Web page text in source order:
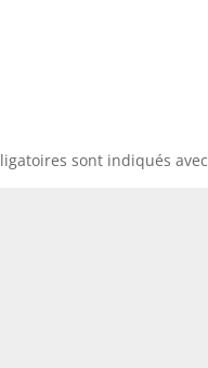
sont indiqués avec